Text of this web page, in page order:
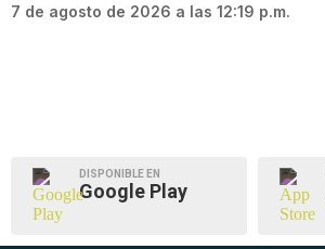
7 de agosto de 2026 a las 12:19 p.m.
DISPONIBLE EN
Google Play